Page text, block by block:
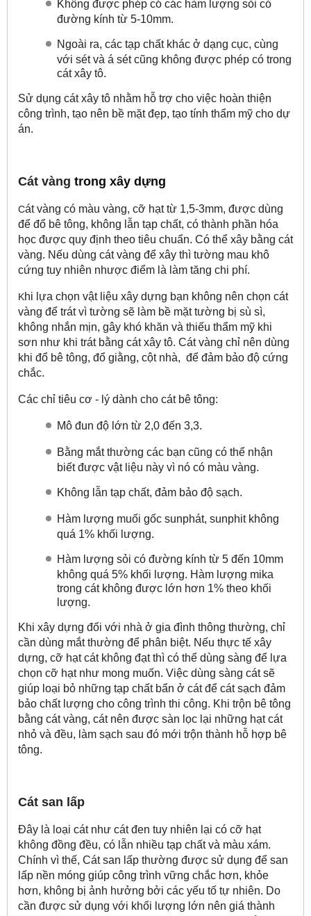
Không được phép có các hàm lượng sỏi có
đường kính từ 5-10mm.
Ngoài ra, các tạp chất khác ở dạng cục, cùng
với sét và á sét cũng không được phép có trong
cát xây tô.
Sử dụng cát xây tô nhằm hỗ trợ cho việc hoàn thiện
công trình, tạo nên bề mặt đẹp, tạo tính thẩm mỹ cho dự
án.
Cát vàng trong xây dựng
Cát vàng có màu vàng, cỡ hạt từ 1,5-3mm, được dùng
để đổ bê tông, không lẫn tạp chất, có thành phần hóa
học được quy định theo tiêu chuẩn. Có thể xây bằng cát
vàng. Nếu dùng cát vàng để xây thì tường mau khô
cứng tuy nhiên nhược điểm là làm tăng chi phí.
Khi lựa chọn vật liệu xây dựng bạn không nên chọn cát
vàng để trát vì tường sẽ làm bề mặt tường bị sù sì,
không nhắn mịn, gây khó khăn và thiếu thẩm mỹ khi
sơn như khi trát bằng cát xây tô. Cát vàng chỉ nên dùng
khi đổ bê tông, đổ giằng, cột nhà, để đảm bảo độ cứng
chắc.
Các chỉ tiêu cơ - lý dành cho cát bê tông:
Mô đun độ lớn từ 2,0 đến 3,3.
Bằng mắt thường các bạn cũng có thể nhận
biết được vật liệu này vì nó có màu vàng.
Không lẫn tạp chất, đảm bảo độ sạch.
Hàm lượng muối gốc sunphát, sunphit không
quá 1% khối lượng.
Hàm lượng sỏi có đường kính từ 5 đến 10mm
không quá 5% khối lượng. Hàm lượng mika
trong cát không được lớn hơn 1% theo khối
lượng.
Khi xây dựng đối với nhà ở gia đình thông thường, chỉ
cần dùng mắt thường để phân biệt. Nếu thực tế xây
dựng, cỡ hạt cát không đạt thì có thể dùng sàng để lựa
chọn cỡ hạt như mong muốn. Việc dùng sàng cát sẽ
giúp loại bỏ những tạp chất bẩn ở cát để cát sạch đảm
bảo chất lượng cho công trình thi công. Khi trộn bê tông
bằng cát vàng, cát nên được sàn lọc lại những hạt cát
nhỏ và đều, làm sạch sau đó mới trộn thành hỗ hợp bê
tông.
Cát san lấp
Đây là loại cát như cát đen tuy nhiên lại có cỡ hạt
không đồng đều, có lẫn nhiều tạp chất và màu xám.
Chính vì thế, Cát san lấp thường được sử dụng để san
lấp nền móng giúp công trình vững chắc hơn, khỏe
hơn, không bị ảnh hưởng bởi các yếu tố tự nhiên. Do
cần được sử dụng với khối lượng lớn nên giá thành